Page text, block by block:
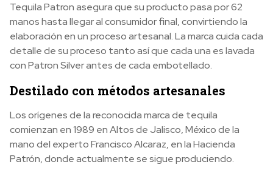
Tequila Patron asegura que su producto pasa por 62
manos hasta llegar al consumidor final, convirtiendo la
elaboración en un proceso artesanal. La marca cuida cada
detalle de su proceso tanto así que cada una es lavada
con Patron Silver antes de cada embotellado.
Destilado con métodos artesanales
Los orígenes de la reconocida marca de tequila
comienzan en 1989 en Altos de Jalisco, México de la
mano del experto Francisco Alcaraz, en la Hacienda
Patrón, donde actualmente se sigue produciendo.